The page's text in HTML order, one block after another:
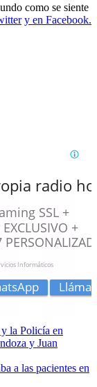
como se siente
y en Facebook.
la Policía en
y Juan
a las pacientes en